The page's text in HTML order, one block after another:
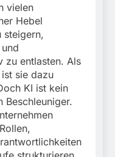
vielen
Hebel
steigern,
zu entlasten. Als
sie dazu
KI ist kein
Beschleuniger.